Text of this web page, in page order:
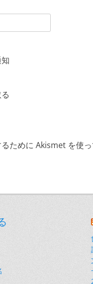
ために Akismet を使っ